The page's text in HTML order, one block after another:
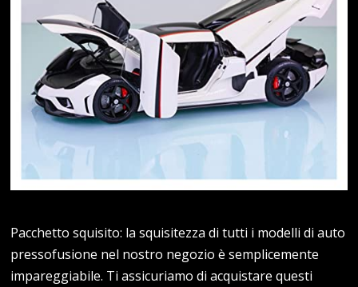
Pacchetto squisito: la squisitezza di tutti i modelli di auto
pressofusione nel nostro negozio è semplicemente
impareggiabile. Ti assicuriamo di acquistare questi